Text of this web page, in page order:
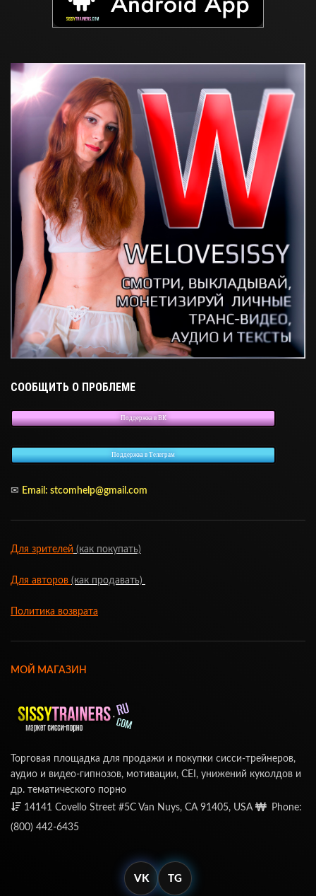
СООБЩИТЬ О ПРОБЛЕМЕ
Поддержка в ВК
Поддержка в Телеграм
✉ Email: stcomhelp@gmail.com
Для зрителей (как покупать)
Для авторов (как продавать)
Политика возврата
МОЙ МАГАЗИН
Торговая площадка для продажи и покупки сисси-трейнеров,
аудио и видео-гипнозов, мотивации, CEI, унижений куколдов и
др. тематического порно
14141 Covello Street #5C Van Nuys, CA 91405, USA
Phone:
(800) 442-6435
VK TG